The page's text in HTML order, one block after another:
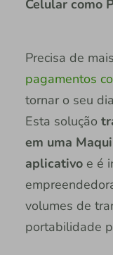
Celular como
Precisa de
pagamentos
tornar o seu
Esta solução
em uma
aplicativoe é
volumes de
portabilidade